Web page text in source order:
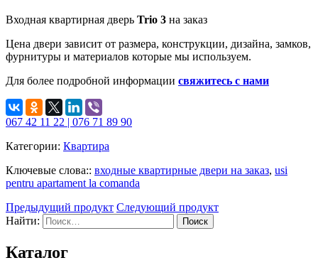
Входная квартирная дверь Trio 3 на заказ
Цена двери зависит от размера, конструкции, дизайна, замков,
фурнитуры и материалов которые мы используем.
Для более подробной информации свяжитесь с нами
067 42 11 22 | 076 71 89 90
Категории: Квартира
Ключевые слова:: входные квартирные двери на заказ, usi
pentru apartament la comanda
Предыдущий продукт Следующий продукт
Найти:
Каталог